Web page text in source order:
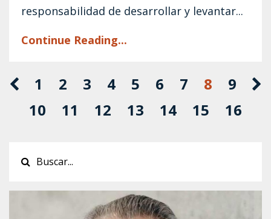
responsabilidad de desarrollar y levantar...
Continue Reading...
1 2 3 4 5 6 7 8
9
10
11 12 13 14 15 16